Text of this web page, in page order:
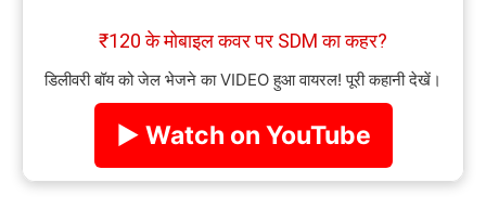
₹120 के मोबाइल कवर पर SDM का कहर?
डिलीवरी बॉय को जेल भेजने का VIDEO हुआ वायरल! पूरी कहानी देखें।
▶ Watch on YouTube